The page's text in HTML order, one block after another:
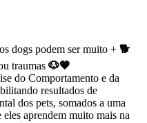
dogs podem ser muito + 🐕
traumas 🐶🧡
do Comportamento e da
resultados de
dos pets, somados a uma
aprendem muito mais na